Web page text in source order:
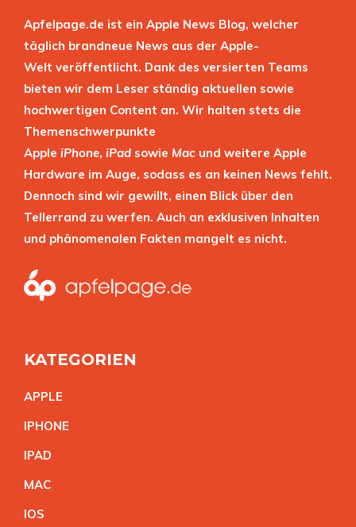
Apfelpage.de ist ein Apple News Blog, welcher
täglich brandneue News aus der Apple-
Welt veröffentlicht. Dank des versierten Teams
bieten wir dem Leser ständig aktuellen sowie
hochwertigen Content an. Wir halten stets die
Themenschwerpunkte
Apple iPhone, iPad sowie Mac und weitere Apple
Hardware im Auge, sodass es an keinen News fehlt.
Dennoch sind wir gewillt, einen Blick über den
Tellerrand zu werfen. Auch an exklusiven Inhalten
und phänomenalen Fakten mangelt es nicht.
KATEGORIEN
APPLE
IPHONE
IPAD
MAC
IOS